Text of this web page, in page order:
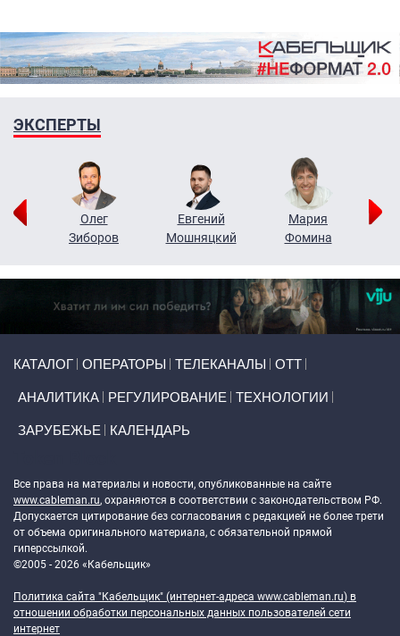
ЭКСПЕРТЫ
Олег
Зиборов
Евгений
Мошняцкий
Мария
Фомина
КАТАЛОГ ОПЕРАТОРЫ ТЕЛЕКАНАЛЫ ОТТ
АНАЛИТИКА РЕГУЛИРОВАНИЕ ТЕХНОЛОГИИ
ЗАРУБЕЖЬЕ КАЛЕНДАРЬ
Все права на материалы и новости, опубликованные на сайте
www.cableman.ru, охраняются в соответствии с законодательством РФ.
Допускается цитирование без согласования с редакцией не более трети
от объема оригинального материала, с обязательной прямой
гиперссылкой.
©2005 - 2026 «Кабельщик»
Политика сайта "Кабельщик" (интернет-адреса www.cableman.ru) в
отношении обработки персональных данных пользователей сети
интернет